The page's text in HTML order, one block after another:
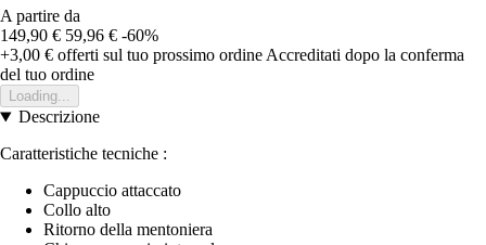
A partire da
149,90 € 59,96 € -60%
+3,00 € offerti sul tuo prossimo ordine Accreditati dopo la conferma
del tuo ordine
Loading...
Descrizione
Caratteristiche tecniche :
Cappuccio attaccato
Collo alto
Ritorno della mentoniera